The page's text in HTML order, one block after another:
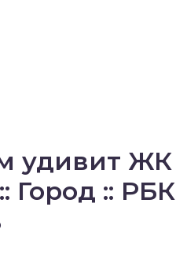
удивит ЖК
:: РБК